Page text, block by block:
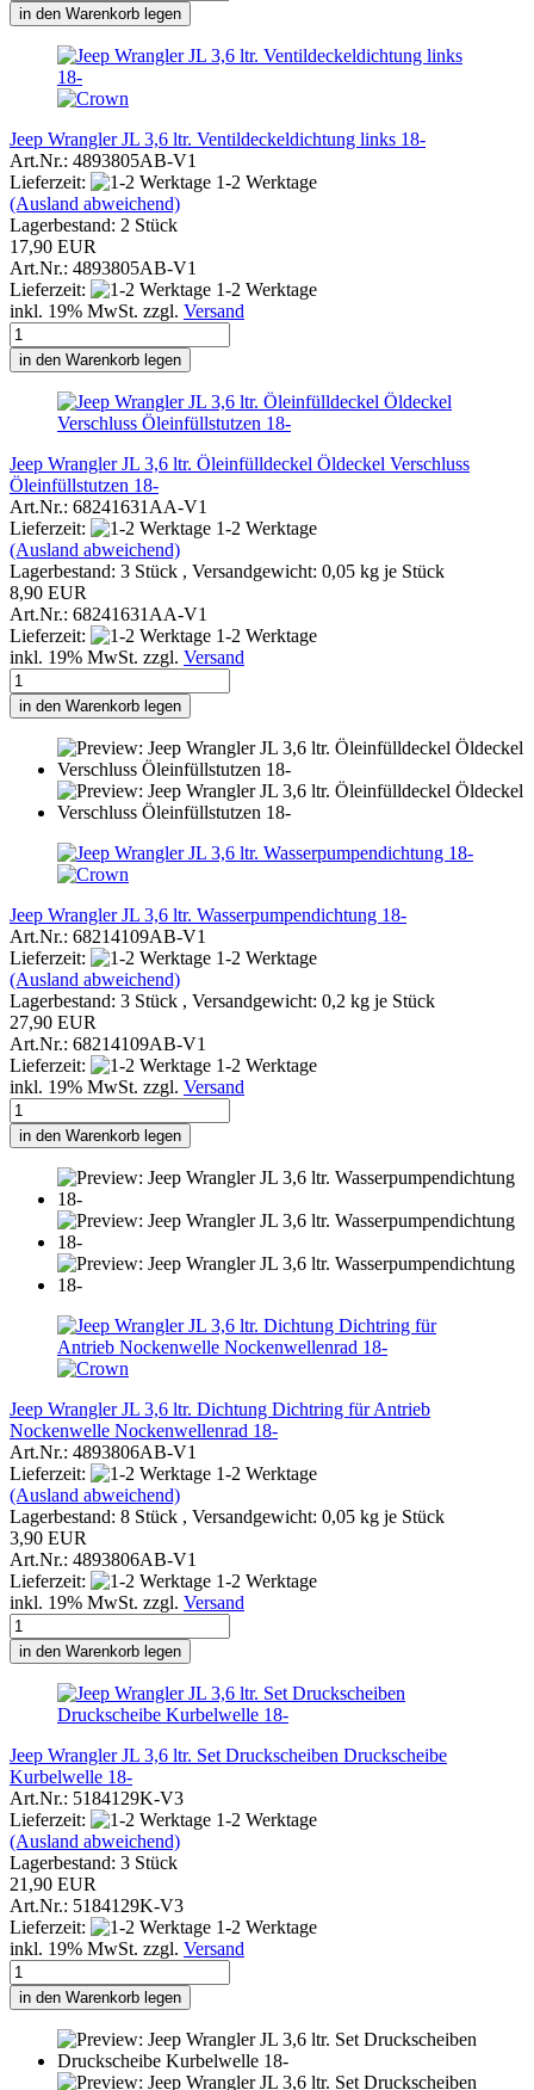
in den Warenkorb legen
Jeep Wrangler JL 3,6 ltr. Ventildeckeldichtung links 18-
Art.Nr.: 4893805AB-V1
Lieferzeit:
1-2 Werktage
(Ausland abweichend)
Lagerbestand: 2 Stück
17,90 EUR
Art.Nr.: 4893805AB-V1
Lieferzeit:
1-2 Werktage
inkl. 19% MwSt. zzgl. Versand
in den Warenkorb legen
Jeep Wrangler JL 3,6 ltr. Öleinfülldeckel Öldeckel Verschluss
Öleinfüllstutzen 18-
Art.Nr.: 68241631AA-V1
Lieferzeit:
1-2 Werktage
(Ausland abweichend)
Lagerbestand: 3 Stück , Versandgewicht: 0,05 kg je Stück
8,90 EUR
Art.Nr.: 68241631AA-V1
Lieferzeit:
1-2 Werktage
inkl. 19% MwSt. zzgl. Versand
in den Warenkorb legen
Jeep Wrangler JL 3,6 ltr. Wasserpumpendichtung 18-
Art.Nr.: 68214109AB-V1
Lieferzeit:
1-2 Werktage
(Ausland abweichend)
Lagerbestand: 3 Stück , Versandgewicht: 0,2 kg je Stück
27,90 EUR
Art.Nr.: 68214109AB-V1
Lieferzeit:
1-2 Werktage
inkl. 19% MwSt. zzgl. Versand
in den Warenkorb legen
Jeep Wrangler JL 3,6 ltr. Dichtung Dichtring für Antrieb
Nockenwelle Nockenwellenrad 18-
Art.Nr.: 4893806AB-V1
Lieferzeit:
1-2 Werktage
(Ausland abweichend)
Lagerbestand: 8 Stück , Versandgewicht: 0,05 kg je Stück
3,90 EUR
Art.Nr.: 4893806AB-V1
Lieferzeit:
1-2 Werktage
inkl. 19% MwSt. zzgl. Versand
in den Warenkorb legen
Jeep Wrangler JL 3,6 ltr. Set Druckscheiben Druckscheibe
Kurbelwelle 18-
Art.Nr.: 5184129K-V3
Lieferzeit:
1-2 Werktage
(Ausland abweichend)
Lagerbestand: 3 Stück
21,90 EUR
Art.Nr.: 5184129K-V3
Lieferzeit:
1-2 Werktage
inkl. 19% MwSt. zzgl. Versand
in den Warenkorb legen